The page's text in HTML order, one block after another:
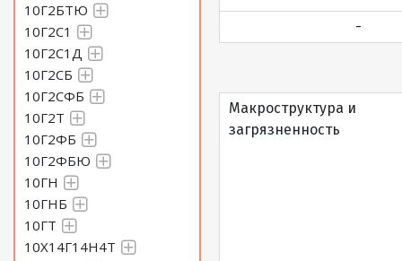
10Г2БТЮ
10Г2С1
10Г2С1Д
10Г2СБ
10Г2СФБ
10Г2Т
10Г2ФБ
10Г2ФБЮ
10ГН
10ГНБ
10ГТ
10Х14Г14Н4Т
-
Макроструктура и
загрязненность